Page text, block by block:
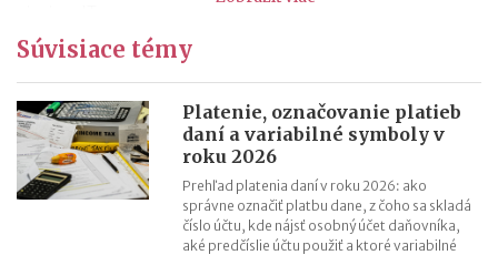
Návrat z dovolenky mimo EÚ: čo si možno priniesť bez platenia
Nové pravidlá EÚ v leteckej doprave: zlepšenie práv pre
cestujúcich
Riziká lacného „značkového“ tovaru: strata peňazí aj ohrozenie
zdravia
Nové pravidlá kontroly PZP od 1.8.2026
Nárok na daňový bonus či platenie poistného: pravidlá a
Súvisiace témy
Platenie, označovanie platieb
daní a variabilné symboly v
roku 2026
Prehľad platenia daní v roku 2026: ako
správne označiť platbu dane, z čoho sa skladá
číslo účtu, kde nájsť osobný účet daňovníka,
aké predčíslie účtu použiť a ktoré variabilné